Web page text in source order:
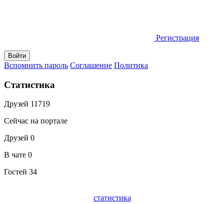
Регистрация
Вспомнить пароль Соглашение Политика
Статистика
Друзей 11719
Сейчас на портале
Друзей 0
В чате 0
Гостей 34
статистика